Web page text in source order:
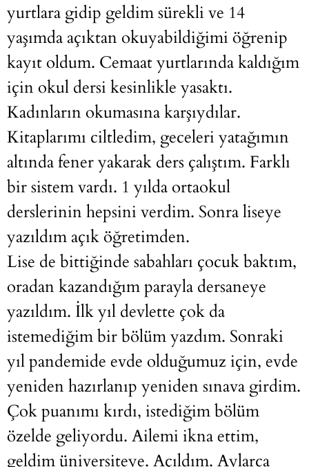
yurtlara gidip geldim sürekli ve 14
yaşımda açıktan okuyabildiğimi öğrenip
kayıt oldum. Cemaat yurtlarında kaldığım
için okul dersi kesinlikle yasaktı.
Kadınların okumasına karşıydılar.
Kitaplarımı ciltledim, geceleri yatağımın
altında fener yakarak ders çalıştım. Farklı
bir sistem vardı. 1 yılda ortaokul
derslerinin hepsini verdim. Sonra liseye
yazıldım açık öğretimden.
Lise de bittiğinde sabahları çocuk baktım,
oradan kazandığım parayla dersaneye
yazıldım. İlk yıl devlette çok da
istemediğim bir bölüm yazdım. Sonraki
yıl pandemide evde olduğumuz için, evde
yeniden hazırlanıp yeniden sınava girdim.
Çok puanımı kırdı, istediğim bölüm
özelde geliyordu. Ailemi ikna ettim,
geldim üniversiteye. Açıldım. Aylarca